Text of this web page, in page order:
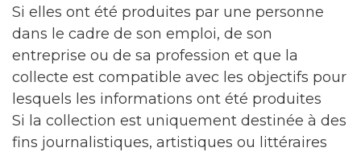
Si elles ont été produites par une personne
dans le cadre de son emploi, de son
entreprise ou de sa profession et que la
collecte est compatible avec les objectifs pour
lesquels les informations ont été produites
Si la collection est uniquement destinée à des
fins journalistiques, artistiques ou littéraires